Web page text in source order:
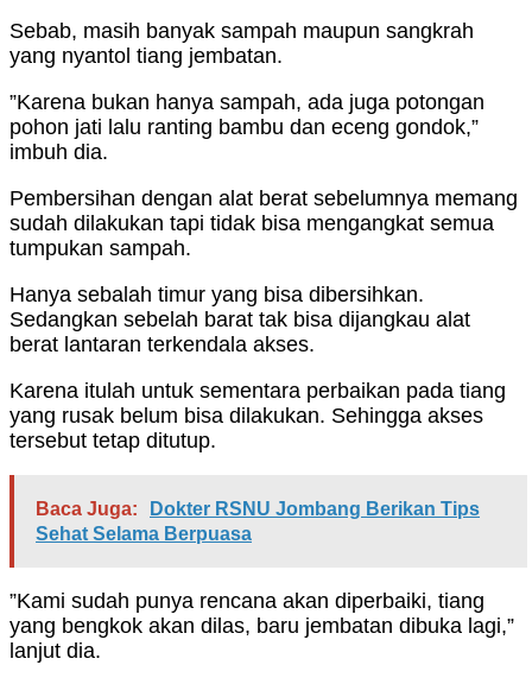
Sebab, masih banyak sampah maupun sangkrah
yang nyantol tiang jembatan.
”Karena bukan hanya sampah, ada juga potongan
pohon jati lalu ranting bambu dan eceng gondok,”
imbuh dia.
Pembersihan dengan alat berat sebelumnya memang
sudah dilakukan tapi tidak bisa mengangkat semua
tumpukan sampah.
Hanya sebalah timur yang bisa dibersihkan.
Sedangkan sebelah barat tak bisa dijangkau alat
berat lantaran terkendala akses.
Karena itulah untuk sementara perbaikan pada tiang
yang rusak belum bisa dilakukan. Sehingga akses
tersebut tetap ditutup.
Baca Juga:
Dokter RSNU Jombang Berikan Tips
Sehat Selama Berpuasa
”Kami sudah punya rencana akan diperbaiki, tiang
yang bengkok akan dilas, baru jembatan dibuka lagi,”
lanjut dia.